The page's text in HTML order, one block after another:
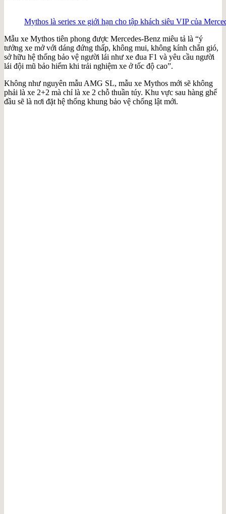
Mythos là series xe giới hạn cho tập khách siêu VIP của
Mẫu xe Mythos tiên phong được Mercedes-Benz miêu tả là “ý
tưởng xe mở với dáng đứng thấp, không mui, không kính chắn gió,
sở hữu hệ thống bảo vệ người lái như xe đua F1 và yêu cầu người
lái đội mũ bảo hiểm khi trải nghiệm xe ở tốc độ cao”.
Không như nguyên mẫu AMG SL, mẫu xe Mythos mới sẽ không
phải là xe 2+2 mà chỉ là xe 2 chỗ thuần túy. Khu vực sau hàng ghế
đầu sẽ là nơi đặt hệ thống khung bảo vệ chống lật mới.